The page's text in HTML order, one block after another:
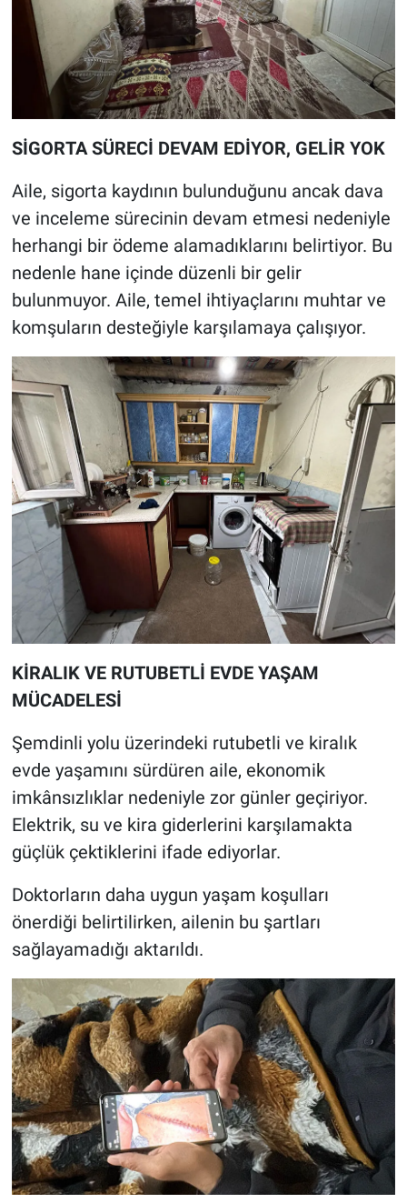
SİGORTA SÜRECİ DEVAM EDİYOR, GELİR YOK
Aile, sigorta kaydının bulunduğunu ancak dava
ve inceleme sürecinin devam etmesi nedeniyle
herhangi bir ödeme alamadıklarını belirtiyor. Bu
nedenle hane içinde düzenli bir gelir
bulunmuyor. Aile, temel ihtiyaçlarını muhtar ve
komşuların desteğiyle karşılamaya çalışıyor.
KİRALIK VE RUTUBETLİ EVDE YAŞAM
MÜCADELESİ
Şemdinli yolu üzerindeki rutubetli ve kiralık
evde yaşamını sürdüren aile, ekonomik
imkânsızlıklar nedeniyle zor günler geçiriyor.
Elektrik, su ve kira giderlerini karşılamakta
güçlük çektiklerini ifade ediyorlar.
Doktorların daha uygun yaşam koşulları
önerdiği belirtilirken, ailenin bu şartları
sağlayamadığı aktarıldı.